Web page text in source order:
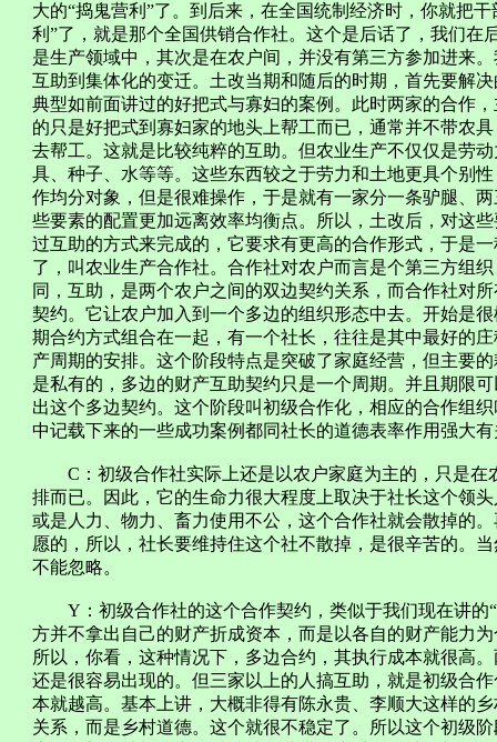
大的“捣鬼营利”了。到后来，在全国统制经济时，你就把
利”了，就是那个全国供销合作社。这个是后话了，我们在
是生产领域中，其次是在农户间，并没有第三方参加进来
互助到集体化的变迁。土改当期和随后的时期，首先要解
典型如前面讲过的好把式与寡妇的案例。此时两家的合作
的只是好把式到寡妇家的地头上帮工而已，通常并不带农
去帮工。这就是比较纯粹的互助。但农业生产不仅仅是劳
具、种子、水等等。这些东西较之于劳力和土地更具个别
作均分对象，但是很难操作，于是就有一家分一条驴腿、
些要素的配置更加远离效率均衡点。所以，土改后，对这
过互助的方式来完成的，它要求有更高的合作形式，于是
了，叫农业生产合作社。合作社对农户而言是个第三方组
同，互助，是两个农户之间的双边契约关系，而合作社对
契约。它让农户加入到一个多边的组织形态中去。开始是
期合约方式组合在一起，有一个社长，往往是其中最好的
产周期的安排。这个阶段特点是突破了家庭经营，但主要
是私有的，多边的财产互助契约只是一个周期。并且期限
出这个多边契约。这个阶段叫初级合作化，相应的合作组
中记载下来的一些成功案例都同社长的道德表率作用强大
C：初级合作社实际上还是以农户家庭为主的，只是在
排而已。因此，它的生命力很大程度上取决于社长这个领
或是人力、物力、畜力使用不公，这个合作社就会散掉的
愿的，所以，社长要维持住这个社不散掉，是很辛苦的。
不能忽略。
Y：初级合作社的这个合作契约，类似于我们现在讲的“
方并不拿出自己的财产折成资本，而是以各自的财产能力
所以，你看，这种情况下，多边合约，其执行成本就很高
还是很容易出现的。但三家以上的人搞互助，就是初级合
本就越高。基本上讲，大概非得有陈永贵、李顺大这样的
关系，而是乡村道德。这个就很不稳定了。所以这个初级